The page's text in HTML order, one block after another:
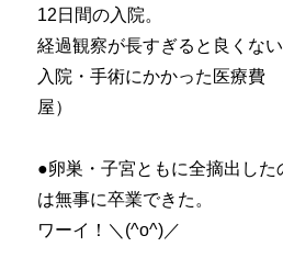
12日間の入院。
経過観察が長すぎると良くない
入院・手術にかかった医療費
屋）
●卵巣・子宮ともに全摘出した
は無事に卒業できた。
ワーイ！＼(^o^)／